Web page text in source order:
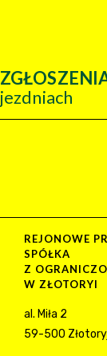
jezdniach
REJONOWE
SPÓŁKA
Z
W ZŁOTORYI
al. Miła 2
59-500